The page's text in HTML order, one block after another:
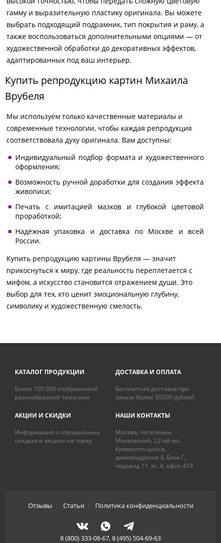
гамму и выразительную пластику оригинала. Вы можете
выбрать подходящий подрамник, тип покрытия и раму, а
также воспользоваться дополнительными опциями — от
художественной обработки до декоративных эффектов,
адаптированных под ваш интерьер.
Купить репродукцию картин Михаила
Врубеля
Мы используем только качественные материалы и
современные технологии, чтобы каждая репродукция
соответствовала духу оригинала. Вам доступны:
Индивидуальный подбор формата и художественного
оформления;
Возможность ручной доработки для создания эффекта
живописи;
Печать с имитацией мазков и глубокой цветовой
проработкой;
Надёжная упаковка и доставка по Москве и всей
России.
Купить репродукцию картины Врубеля — значит
прикоснуться к миру, где реальность переплетается с
мифом, а искусство становится отражением души. Это
выбор для тех, кто ценит эмоциональную глубину,
символику и художественную смелость.
КАТАЛОГ ПРОДУКЦИИ
Более 100 000 изображений
разнообразной тематики
ДОСТАВКА И ОПЛАТА
Бесплатная доставка при
заказе более 30000 рублей
АКЦИИ И СКИДКИ
Информация о специальных
скидках и акциях на товар
НАШИ КОНТАКТЫ
Москва, поселение
Московский, 22-ой км.
Киевского шоссе,
домовладение 4, Блок Г,
подъезд 11, эт. 4, офис 419
Отзывы Статьи| Политика конфиденциальности
8 (800) 333-08-67, 8 (495) 504-69-63